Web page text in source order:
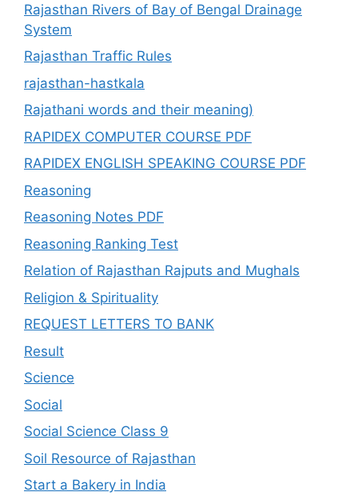
Rajasthan Rivers of Bay of Bengal Drainage
System
Rajasthan Traffic Rules
rajasthan-hastkala
Rajathani words and their meaning)
RAPIDEX COMPUTER COURSE PDF
RAPIDEX ENGLISH SPEAKING COURSE PDF
Reasoning
Reasoning Notes PDF
Reasoning Ranking Test
Relation of Rajasthan Rajputs and Mughals
Religion & Spirituality
REQUEST LETTERS TO BANK
Result
Science
Social
Social Science Class 9
Soil Resource of Rajasthan
Start a Bakery in India